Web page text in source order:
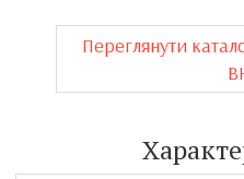
Переглянути